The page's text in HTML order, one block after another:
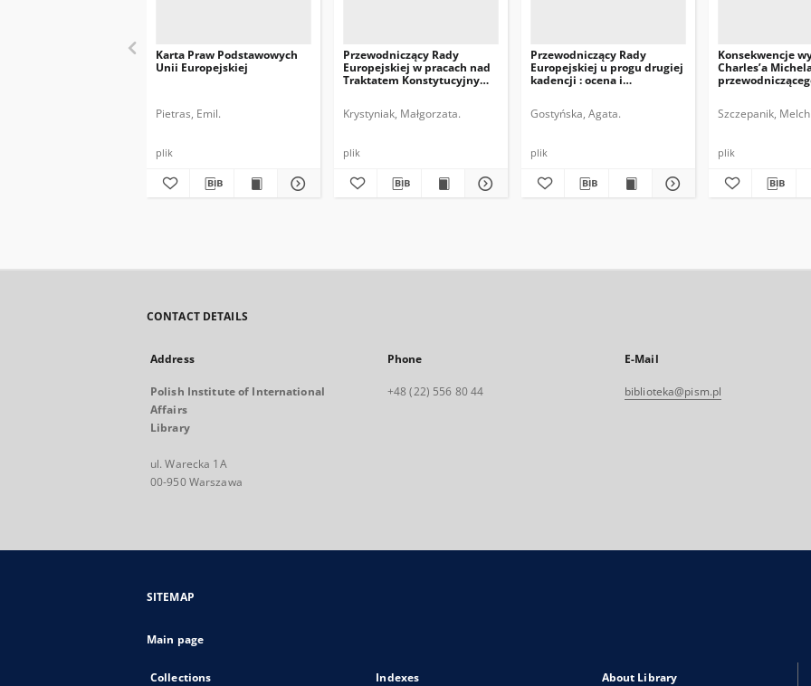
Karta Praw Podstawowych
Unii Europejskiej
Pietras, Emil.
plik
Przewodniczący Rady
Europejskiej w pracach nad
Traktatem Konstytucyjnym
Krystyniak, Małgorzata.
plik
Przewodniczący Rady
Europejskiej u progu drugiej
kadencji : ocena i
Gostyńska, Agata.
plik
Konsekwencje
Charles’a
Szczepanik,
plik
CONTACT DETAILS
Address
Polish Institute of International
Affairs
Library
ul. Warecka 1A
00-950 Warszawa
Phone
+48 (22) 556 80 44
E-Mail
biblioteka@pism.pl
SITEMAP
Main page
Collections Indexes About Library